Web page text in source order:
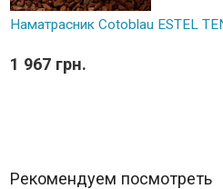
Наматрасник Cotoblau ESTEL
1 967 грн.
Рекомендуем посмотреть